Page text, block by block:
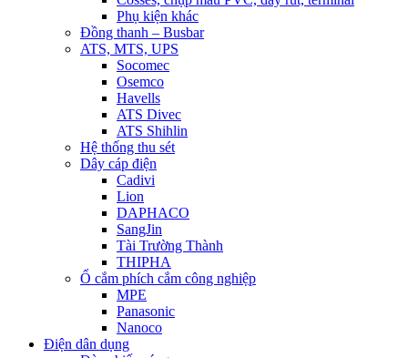
Phụ kiện khác
Đồng thanh – Busbar
ATS, MTS, UPS
Socomec
Osemco
Havells
ATS Divec
ATS Shihlin
Hệ thống thu sét
Dây cáp điện
Cadivi
Lion
DAPHACO
SangJin
Tài Trường Thành
THIPHA
Ổ cắm phích cắm công nghiệp
MPE
Panasonic
Nanoco
Điện dân dụng